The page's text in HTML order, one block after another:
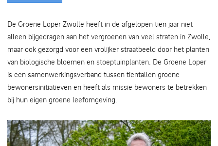
De Groene Loper Zwolle heeft in de afgelopen tien jaar niet
alleen bijgedragen aan het vergroenen van veel straten in Zwolle,
maar ook gezorgd voor een vrolijker straatbeeld door het planten
van biologische bloemen en stoeptuinplanten. De Groene Loper
is een samenwerkingsverband tussen tientallen groene
bewonersinitiatieven en heeft als missie bewoners te betrekken
bij hun eigen groene leefomgeving.